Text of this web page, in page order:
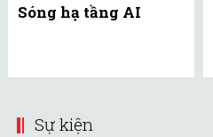
Sóng hạ tầng AI
Sự kiện